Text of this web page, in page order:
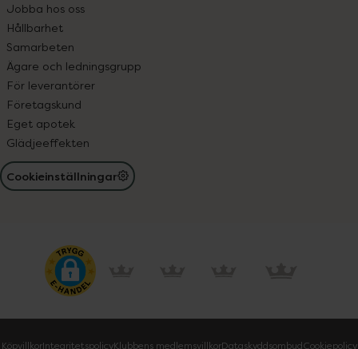
Jobba hos oss
Hållbarhet
Samarbeten
Ägare och ledningsgrupp
För leverantörer
Företagskund
Eget apotek
Glädjeeffekten
Cookieinställningar
KöpvillkorIntegritetspolicyKlubbens medlemsvillkorDataskyddsombudCookiepolicy